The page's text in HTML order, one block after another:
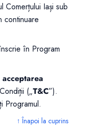
Comerțului Iași sub
continuare
în Program
acceptarea
(„T&C”).
Programul.
↑ Înapoi la cuprins